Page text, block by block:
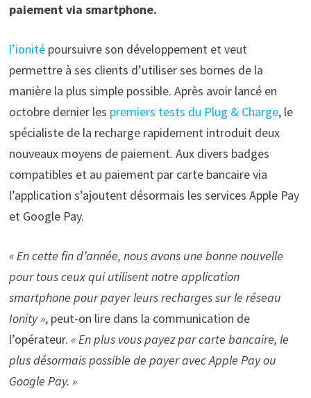
paiement via smartphone.
l’ionitépoursuivre son développement et veut
permettre à ses clients d’utiliser ses bornes de la
manière la plus simple possible. Après avoir lancé en
octobre dernier les premiers tests du Plug & Charge, le
spécialiste de la recharge rapidement introduit deux
nouveaux moyens de paiement. Aux divers badges
compatibles et au paiement par carte bancaire via
l’application s’ajoutent désormais les services Apple Pay
et Google Pay.
« En cette fin d’année, nous avons une bonne nouvelle
pour tous ceux qui utilisent notre application
smartphone pour payer leurs recharges sur le réseau
Ionity », peut-on lire dans la communication de
l’opérateur. « En plus vous payez par carte bancaire, le
plus désormais possible de payer avec Apple Pay ou
Google Pay. »